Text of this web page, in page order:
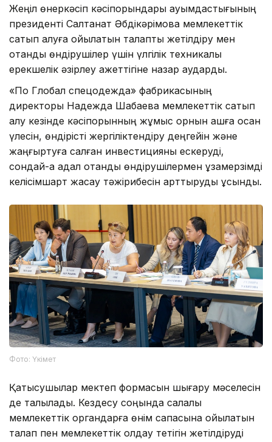
Жеңіл өнеркәсіп кәсіпорындары қауымдастығының
президенті Салтанат Әбдікәрімова мемлекеттік
сатып алуға қойылатын талапты жетілдіру мен
отандық өндірушілер үшін үлгілік техникалық
ерекшелік әзірлеу қажеттігіне назар аударды.
«По Глобал спецодежда» фабрикасының
директоры Надежда Шабаева мемлекеттік сатып
алу кезінде кәсіпорынның жұмыс орнын ашға қосқан
үлесін, өндірісті жергіліктендіру деңгейін және
жаңғыртуға салған инвестицияны ескеруді,
сондай-ақ адал отандық өндірушілермен ұзақмерзімді
келісімшарт жасау тәжірибесін арттыруды ұсынды.
Фото: Үкімет
Қатысушылар мектеп формасын шығару мәселесін
де талқылады. Кездесу соңында салалық
мемлекеттік органдарға өнім сапасына қойылатын
талап пен мемлекеттік қолдау тетігін жетілдіруді